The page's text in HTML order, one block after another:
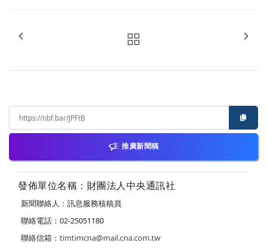
推廣新聞稿
發佈單位名稱：財團法人中央通訊社
新聞聯絡人：訊息服務核稿員
聯絡電話：02-25051180
聯絡信箱： timtimcna@mail.cna.com.tw